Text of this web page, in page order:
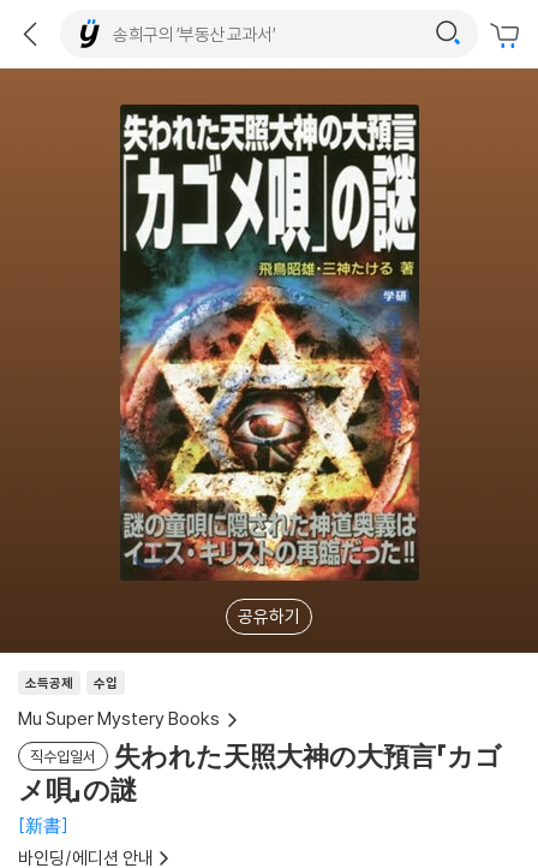
공유하기
소득공제 수입
Mu Super Mystery Books
직수입일서
失われた天照大神の大預言「カゴ
メ唄」の謎
新書
바인딩/에디션 안내